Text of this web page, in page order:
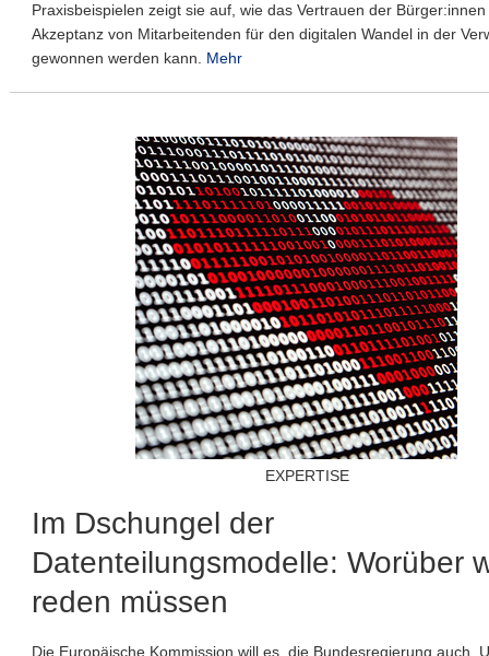
Praxisbeispielen zeigt sie auf, wie das Vertrauen der
Akzeptanz von Mitarbeitenden für den digitalen Wandel in der
gewonnen werden kann. Mehr
EXPERTISE
Im Dschungel der
Datenteilungsmodelle: Worüber
reden müssen
Die Europäische Kommission will es, die Bundesregierung auch.